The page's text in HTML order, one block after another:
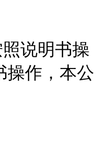
说明书操
操作，本公